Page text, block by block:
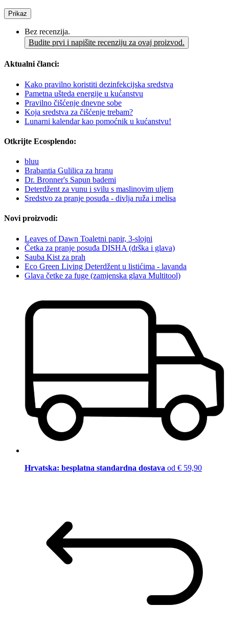
Prikaz
Bez recenzija.
Budite prvi i napišite recenziju za ovaj proizvod.
Aktualni članci:
Kako pravilno koristiti dezinfekcijska sredstva
Pametna ušteda energije u kućanstvu
Pravilno čišćenje dnevne sobe
Koja sredstva za čišćenje trebam?
Lunarni kalendar kao pomoćnik u kućanstvu!
Otkrijte Ecosplendo:
bluu
Brabantia Gulilica za hranu
Dr. Bronner's Sapun bademi
Deterdžent za vunu i svilu s maslinovim uljem
Sredstvo za pranje posuđa - divlja ruža i melisa
Novi proizvodi:
Leaves of Dawn Toaletni papir, 3-slojni
Četka za pranje posuđa DISHA (drška i glava)
Sauba Kist za prah
Eco Green Living Deterdžent u listićima - lavanda
Glava četke za fuge (zamjenska glava Multitool)
Hrvatska: besplatna standardna dostava od € 59,90